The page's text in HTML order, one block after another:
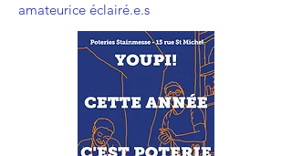
amateurice éclairé.e.s